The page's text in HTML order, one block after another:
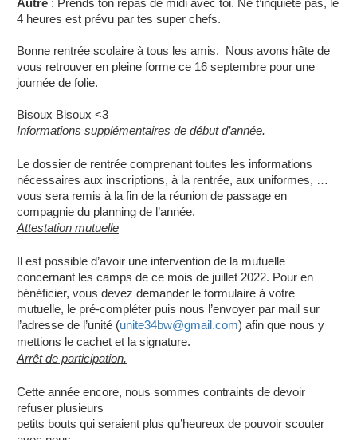
Autre : Prends ton repas de midi avec toi. Ne t’inquiète pas, le
4 heures est prévu par tes super chefs.
Bonne rentrée scolaire à tous les amis. Nous avons hâte de
vous retrouver en pleine forme ce 16 septembre pour une
journée de folie.
Bisoux Bisoux <3
Informations supplémentaires de début d’année.
Le dossier de rentrée comprenant toutes les informations
nécessaires aux inscriptions, à la rentrée, aux uniformes, …
vous sera remis à la fin de la réunion de passage en
compagnie du planning de l’année.
Attestation mutuelle
Il est possible d’avoir une intervention de la mutuelle
concernant les camps de ce mois de juillet 2022. Pour en
bénéficier, vous devez demander le formulaire à votre
mutuelle, le pré-compléter puis nous l’envoyer par mail sur
l’adresse de l’unité (unite34bw@gmail.com) afin que nous y
mettions le cachet et la signature.
Arrêt de participation.
Cette année encore, nous sommes contraints de devoir
refuser plusieurs
petits bouts qui seraient plus qu’heureux de pouvoir scouter